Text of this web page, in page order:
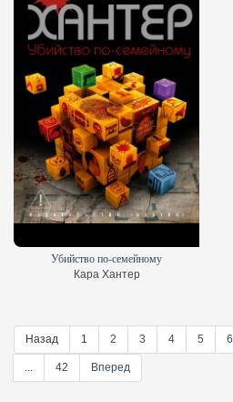
Убийство по-семейному
Кара Хантер
Назад 1 2 3 4 5 6
... 42 Вперед